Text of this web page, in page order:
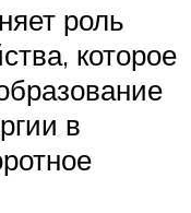
роль
которое
в